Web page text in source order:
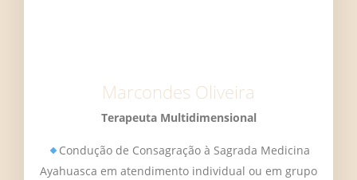
Marcondes Oliveira
Terapeuta Multidimensional
Condução de Consagração à Sagrada Medicina
Ayahuasca em atendimento individual ou em grupo